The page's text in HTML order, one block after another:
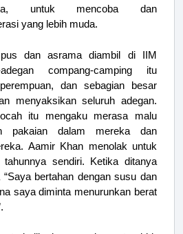
untuk mencoba dan
yang lebih muda.
dan asrama diambil di IIM
adegan compang-camping itu
dan sebagian besar
menyaksikan seluruh adegan.
itu mengaku merasa malu
pakaian dalam mereka dan
Aamir Khan menolak untuk
sendiri. Ketika ditanya
bertahan dengan susu dan
saya diminta menurunkan berat